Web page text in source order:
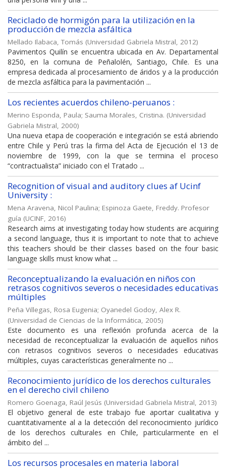
Reciclado de hormigón para la utilización en la
producción de mezcla asfáltica
Mellado Ilabaca, Tomás (Universidad Gabriela Mistral, 2012)
Pavimentos Quilín se encuentra ubicada en Av. Departamental
8250, en la comuna de Peñalolén, Santiago, Chile. Es una
empresa dedicada al procesamiento de áridos y a la producción
de mezcla asfáltica para la pavimentación ...
Los recientes acuerdos chileno-peruanos :
Merino Esponda, Paula; Sauma Morales, Cristina. (Universidad
Gabriela Mistral, 2000)
Una nueva etapa de cooperación e integración se está abriendo
entre Chile y Perú tras la firma del Acta de Ejecución el 13 de
noviembre de 1999, con la que se termina el proceso
“contractualista” iniciado con el Tratado ...
Recognition of visual and auditory clues af Ucinf
University :
Mena Aravena, Nicol Paulina; Espinoza Gaete, Freddy. Profesor
guía (UCINF, 2016)
Research aims at investigating today how students are acquiring
a second language, thus it is important to note that to achieve
this teachers should be their classes based on the four basic
language skills must know what ...
Reconceptualizando la evaluación en niños con
retrasos cognitivos severos o necesidades educativas
múltiples
Peña Villegas, Rosa Eugenia; Oyanedel Godoy, Alex R.
(Universidad de Ciencias de la Informática, 2005)
Este documento es una reflexión profunda acerca de la
necesidad de reconceptualizar la evaluación de aquellos niños
con retrasos cognitivos severos o necesidades educativas
múltiples, cuyas características generalmente no ...
Reconocimiento jurídico de los derechos culturales
en el derecho civil chileno
Romero Goenaga, Raúl Jesús (Universidad Gabriela Mistral, 2013)
El objetivo general de este trabajo fue aportar cualitativa y
cuantitativamente al a la detección del reconocimiento jurídico
de los derechos culturales en Chile, particularmente en el
ámbito del ...
Los recursos procesales en materia laboral